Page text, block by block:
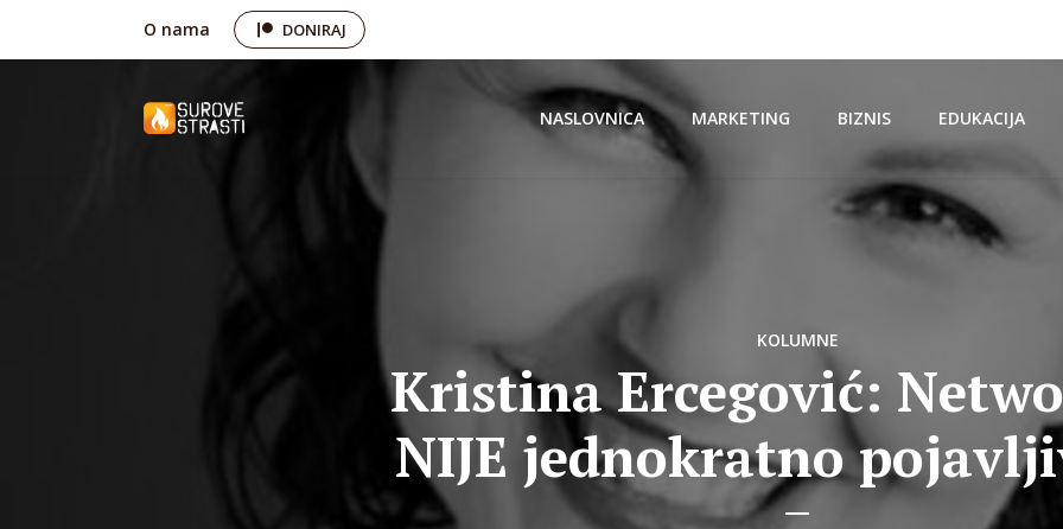
O nama DONIRAJ
NASLOVNICA MARKETING BIZNIS EDUKACIJA
KOLUMNE
Kristina Ercegović:
NIJE jednokratno